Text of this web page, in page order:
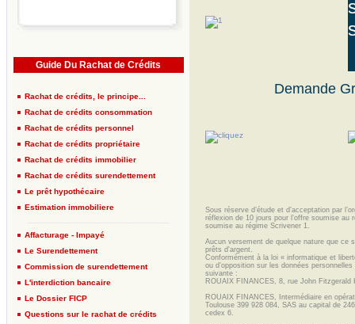
Guide Du Rachat de Crédits
Rachat de crédits, le principe...
Rachat de crédits consommation
Rachat de crédits personnel
Rachat de crédits propriétaire
Rachat de crédits immobilier
Rachat de crédits surendettement
Le prêt hypothécaire
Estimation immobiliere
Affacturage - Impayé
Le Surendettement
Commission de surendettement
L'interdiction bancaire
Le Dossier FICP
Questions sur le rachat de crédits
Demande
Sous réserve d’étude et d’acceptation par
réflexion de 10 jours pour l’offre soumise au
soumise au régime Scrivener 1.
Aucun versement de quelque nature que ce
prêts d'argent.
Conformément à la loi « informatique et
ou d’opposition sur les données
suivante :
ROUAIX FINANCES, 8, rue John Fitzgerald
ROUAIX FINANCES, Intermédiaire en
Toulouse 399 928 084, SAS au capital de
cedex 6.